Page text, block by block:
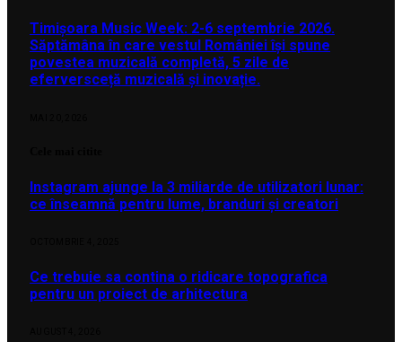
Timișoara Music Week: 2-6 septembrie 2026.
Săptămâna în care vestul României își spune
povestea muzicală completă, 5 zile de
eferversceță muzicală și inovație.
Instagram ajunge la 3 miliarde de utilizatori lunar:
ce înseamnă pentru lume, branduri și creatori
Ce trebuie sa contina o ridicare topografica
pentru un proiect de arhitectura